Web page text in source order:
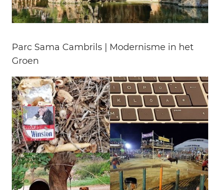
Parc Sama Cambrils | Modernisme in het
Groen